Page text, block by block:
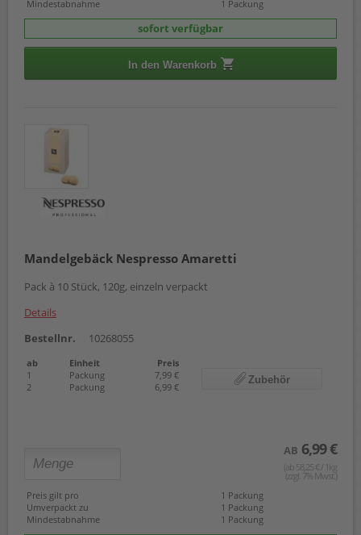
Mindestabnahme 1 Packung
sofort verfügbar
In den Warenkorb
Mandelgebäck Nespresso Amaretti
Pack à 10 Stück, 120g, einzeln verpackt
Details
Bestellnr.
10268055
ab Einheit
Preis
1
Packung
7,99 €
2
Packung 6,99 €
Zubehör
AB 6,99 €
(ab 58,25 € / 1kg
(zzgl. 7% Mwst.)
Preis gilt pro
1 Packung
Umverpackt zu
1 Packung
Mindestabnahme
1 Packung